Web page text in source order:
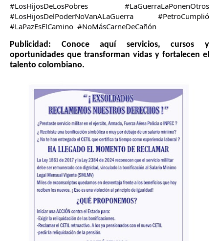
#LosHijosDeLosPobres
#LosHijosDelPoderNoVanALaGuerra
#LaPazEsElCamino #NoMásCarneDeCañón
Publicidad: Conoce aquí servicios, cursos y
oportunidades que transforman vidas y fortalecen el
talento colombiano.